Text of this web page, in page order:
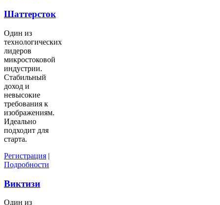
Шаттерсток
Один из
технологических
лидеров
микростоковой
индустрии.
Стабильный
доход и
невысокие
требования к
изображениям.
Идеально
подходит для
старта.
Регистрация |
Подробности
Виктизи
Один из